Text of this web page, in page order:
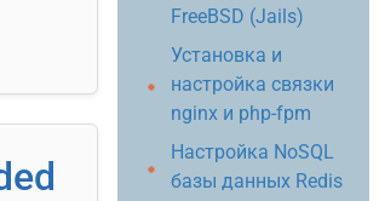
FreeBSD (Jails)
Установка и
настройка связки
nginx и php-fpm
Настройка NoSQL
базы данных Redis